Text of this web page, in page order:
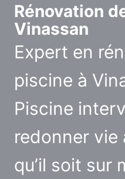
Rénovation
Vinassan
Expert en
piscine à
Piscine
redonner vie
qu’il soit sur